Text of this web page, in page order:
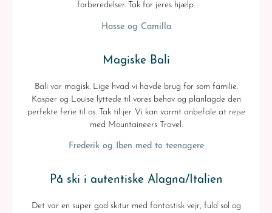
forberedelser. Tak for jeres hjælp.
Hasse og Camilla
Magiske Bali
Bali var magisk. Lige hvad vi havde brug for som familie.
Kasper og Louise lyttede til vores behov og planlagde den
perfekte ferie til os. Tak til jer. Vi kan varmt anbefale at rejse
med Mountaineers Travel.
Frederik og Iben med to teenagere
På ski i autentiske Alagna/Italien
Det var en super god skitur med fantastisk vejr, fuld sol og